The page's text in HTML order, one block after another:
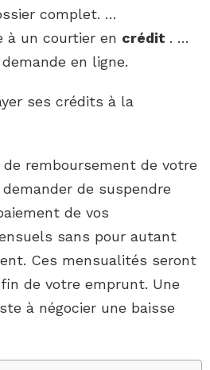
complet. …
à un courtier en crédit . …
en ligne.
ses crédits à la
remboursement de votre
de suspendre
de vos
sans pour autant
Ces mensualités seront
de votre emprunt. Une
à négocier une baisse